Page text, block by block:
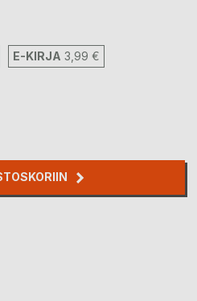
E-KIRJA 3,99 €